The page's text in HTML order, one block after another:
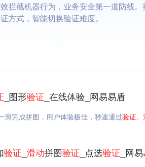
拦截机器行为，业务安全第一道防线。
方式，智能切换验证难度。
_图形验证 _在线体验_网易易盾
滑完成拼图，用户体验极佳，秒速通过验证。
验证 滑动拼图验证 _点选验证 _网